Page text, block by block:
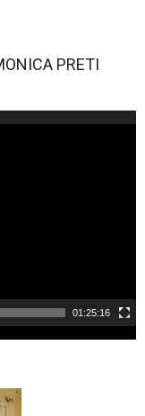
PRETI
01:25:16